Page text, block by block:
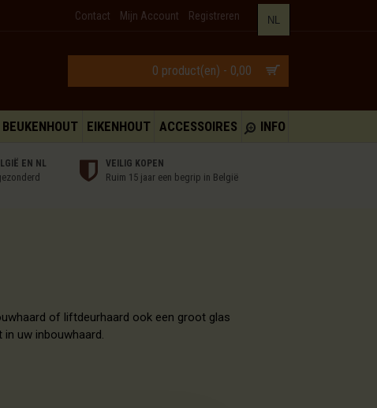
NL
Contact Mijn Account Registreren
0 product(en) - 0,00
BEUKENHOUT EIKENHOUT ACCESSOIRES INFO
EN NL VEILIG KOPEN
Ruim 15 jaar een begrip in België
of liftdeurhaard ook een groot glas
uw inbouwhaard.